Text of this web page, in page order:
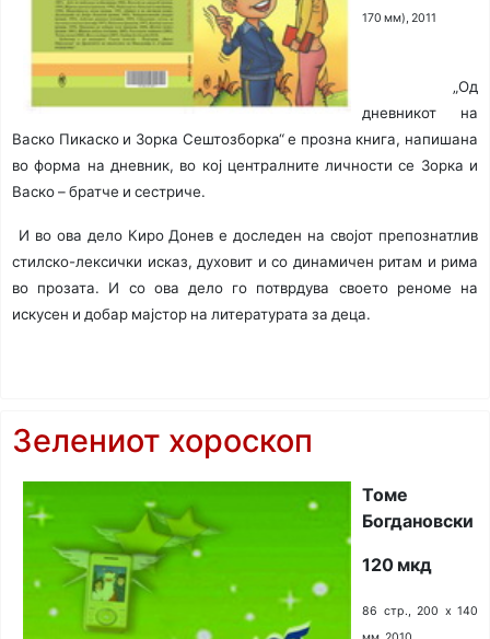
170 мм), 2011
„Од
дневникот на
Васко Пикаско и Зорка Сештозборка“ е прозна книга, напишана
во форма на дневник, во кој централните личности се Зорка и
Васко – братче и сестриче.
И во ова дело Киро Донев е доследен на својот препознатлив
стилско-лексички исказ, духовит и со динамичен ритам и рима
во прозата. И со ова дело го потврдува своето реноме на
искусен и добар мајстор на литературата за деца.
Зелениот хороскоп
Томе
Богдановски
120 мкд
86 стр., 200 х 140